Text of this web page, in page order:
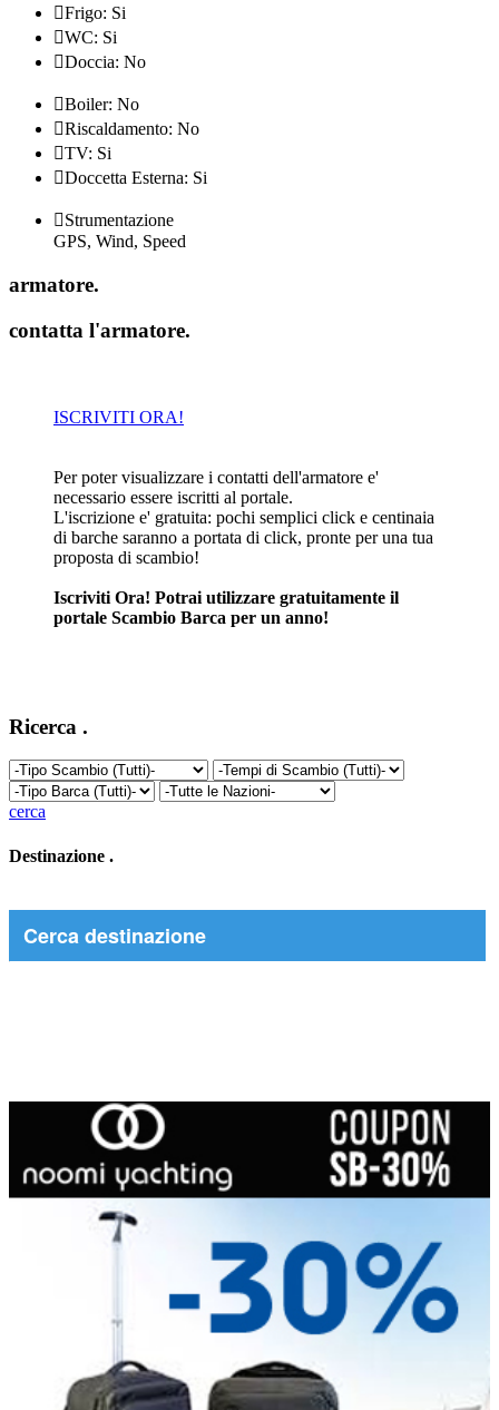
Frigo: Si
WC: Si
Doccia: No
Boiler: No
Riscaldamento: No
TV: Si
Doccetta Esterna: Si
Strumentazione
GPS, Wind, Speed
armatore.
contatta l'armatore.
ISCRIVITI ORA!
Per poter visualizzare i contatti dell'armatore e'
necessario essere iscritti al portale.
L'iscrizione e' gratuita: pochi semplici click e centinaia
di barche saranno a portata di click, pronte per una tua
proposta di scambio!
Iscriviti Ora! Potrai utilizzare gratuitamente il
portale Scambio Barca per un anno!
Ricerca .
cerca
Destinazione .